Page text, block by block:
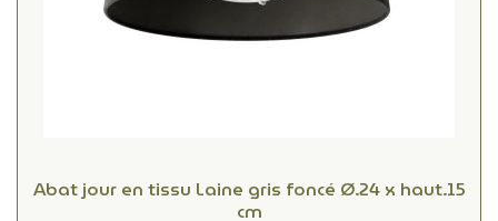
Abat jour en tissu Laine gris foncé Ø.24 x haut.15
cm